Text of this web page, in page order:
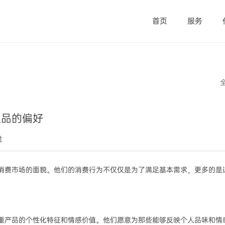
首页 服务
的偏好
市场的面貌。他们的消费行为不仅仅是为了满足基本需求，更多的
个性化特征和情感价值。他们愿意为那些能够反映个人品味和情